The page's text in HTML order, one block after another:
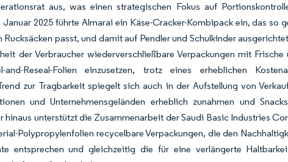
aus, was einen strategischen Fokus auf
2025 führte Almarai ein Käse-Cracker-Kombipack ein, das so
passt, und damit auf Pendler und Schulkinder
der Verbraucher wiederverschließbare Verpackungen mit
and-Reseal-Folien einzusetzen, trotz eines erheblichen
zur Tragbarkeit spiegelt sich auch in der Aufstellung von
und Unternehmensgeländen erheblich zunahmen und
hinaus unterstützt die Zusammenarbeit der Saudi Basic Industries
Polypropylenfolien recycelbare Verpackungen, die den
entsprechen und gleichzeitig die für eine verlängerte